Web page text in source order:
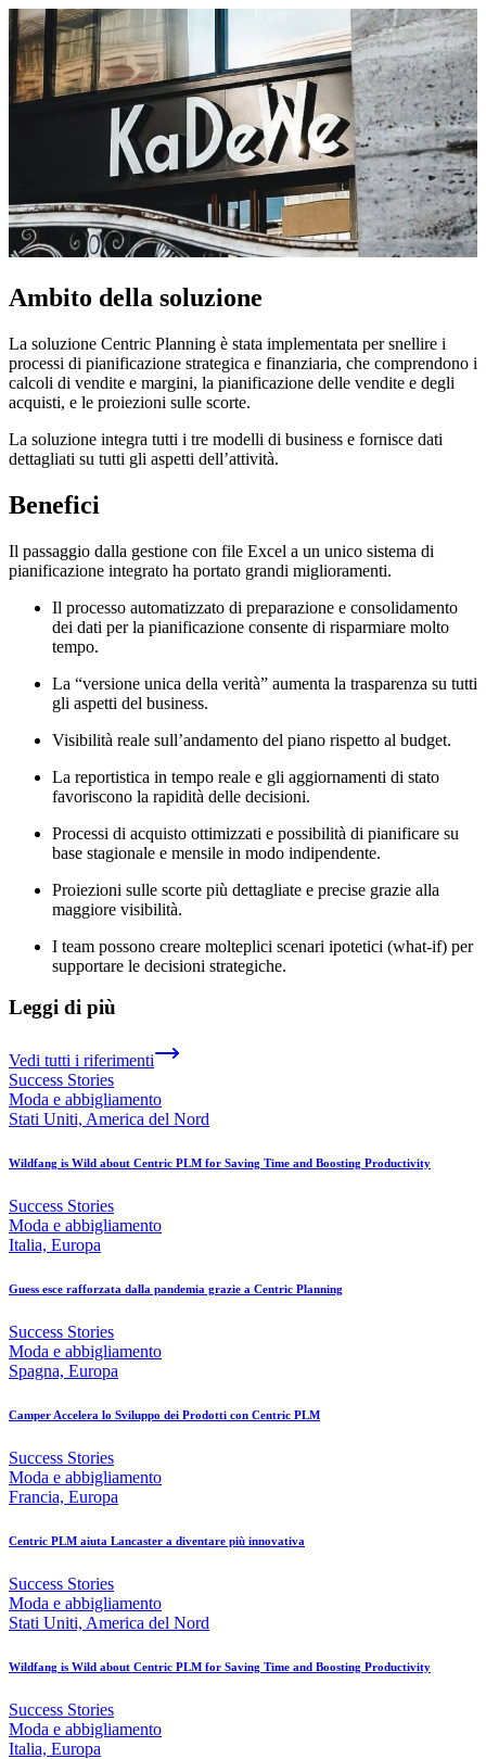
Ambito della soluzione
La soluzione Centric Planning è stata implementata per snellire i
processi di pianificazione strategica e finanziaria, che comprendono i
calcoli di vendite e margini, la pianificazione delle vendite e degli
acquisti, e le proiezioni sulle scorte.
La soluzione integra tutti i tre modelli di business e fornisce dati
dettagliati su tutti gli aspetti dell’attività.
Benefici
Il passaggio dalla gestione con file Excel a un unico sistema di
pianificazione integrato ha portato grandi miglioramenti.
Il processo automatizzato di preparazione e consolidamento
dei dati per la pianificazione consente di risparmiare molto
tempo.
La “versione unica della verità” aumenta la trasparenza su tutti
gli aspetti del business.
Visibilità reale sull’andamento del piano rispetto al budget.
La reportistica in tempo reale e gli aggiornamenti di stato
favoriscono la rapidità delle decisioni.
Processi di acquisto ottimizzati e possibilità di pianificare su
base stagionale e mensile in modo indipendente.
Proiezioni sulle scorte più dettagliate e precise grazie alla
maggiore visibilità.
I team possono creare molteplici scenari ipotetici (what-if) per
supportare le decisioni strategiche.
Leggi di più
Vedi tutti i riferimenti
Success Stories
Moda e abbigliamento
Stati Uniti, America del Nord
Wildfang is Wild about Centric PLM for Saving Time and Boosting Productivity
Success Stories
Moda e abbigliamento
Italia, Europa
Guess esce rafforzata dalla pandemia grazie a Centric Planning
Success Stories
Moda e abbigliamento
Spagna, Europa
Camper Accelera lo Sviluppo dei Prodotti con Centric PLM
Success Stories
Moda e abbigliamento
Francia, Europa
Centric PLM aiuta Lancaster a diventare più innovativa
Success Stories
Moda e abbigliamento
Stati Uniti, America del Nord
Wildfang is Wild about Centric PLM for Saving Time and Boosting Productivity
Success Stories
Moda e abbigliamento
Italia, Europa